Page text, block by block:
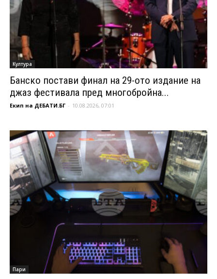
Култура
Банско постави финал на 29-ото издание на
джаз фестивала пред многобройна...
Екип на ДЕБАТИ.БГ - 10.08.2026, 07:01
Пари